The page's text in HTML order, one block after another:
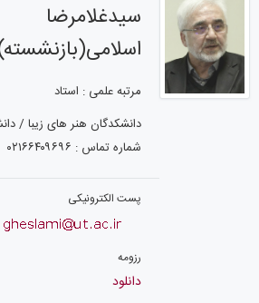
سیدغلامرضا
مرتبه علمی : استاد
دانشکدگان هنر های زیبا /
شماره تماس : ۰۲۱۶۶۴۰۹۶۹۶
پست الکترونیکی
رزومه
دانلود